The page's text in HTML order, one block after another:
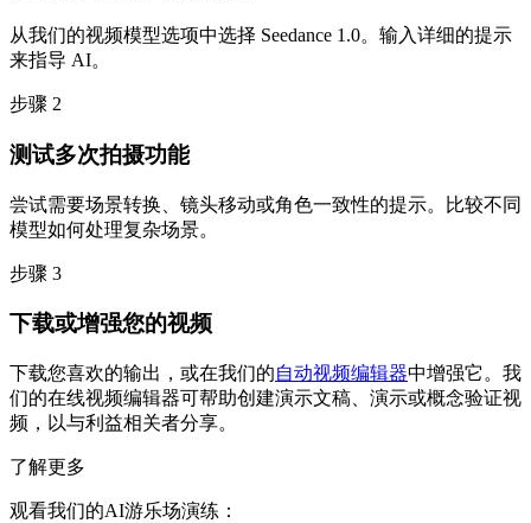
从我们的视频模型选项中选择 Seedance 1.0。输入详细的提示
来指导 AI。
步骤 2
测试多次拍摄功能
尝试需要场景转换、镜头移动或角色一致性的提示。比较不同
模型如何处理复杂场景。
步骤 3
下载或增强您的视频
下载您喜欢的输出，或在我们的自动视频编辑器中增强它。我
们的在线视频编辑器可帮助创建演示文稿、演示或概念验证视
频，以与利益相关者分享。
了解更多
观看我们的AI游乐场演练：